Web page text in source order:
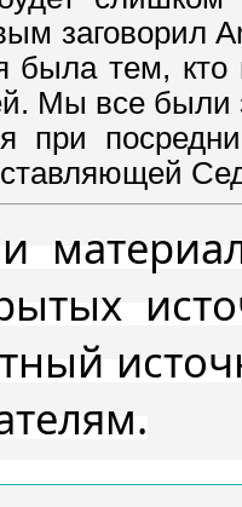
заговорил
была тем,
Мы все были
при